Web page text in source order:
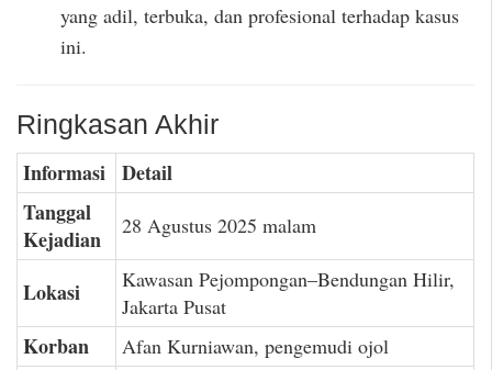
yang adil, terbuka, dan profesional terhadap kasus
ini.
Ringkasan Akhir
Informasi Detail
Tanggal
Kejadian
28 Agustus 2025 malam
Lokasi
Kawasan Pejompongan–Bendungan Hilir,
Jakarta Pusat
Korban Afan Kurniawan, pengemudi ojol